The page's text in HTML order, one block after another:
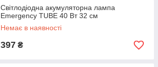
Світлодіодна акумуляторна лампа
Emergency TUBE 40 Вт 32 см
Немає в наявності
397 ₴